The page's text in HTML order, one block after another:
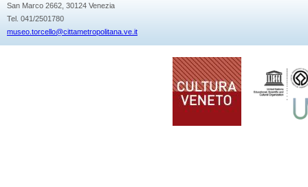
San Marco 2662, 30124 Venezia
Tel. 041/2501780
museo.torcello@cittametropolitana.ve.it